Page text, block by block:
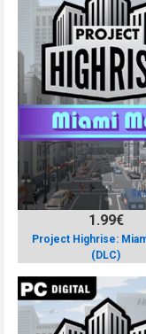
Project Highrise:
(DLC)
1.99€